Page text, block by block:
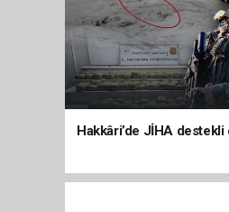
Hakkâri’de JİHA